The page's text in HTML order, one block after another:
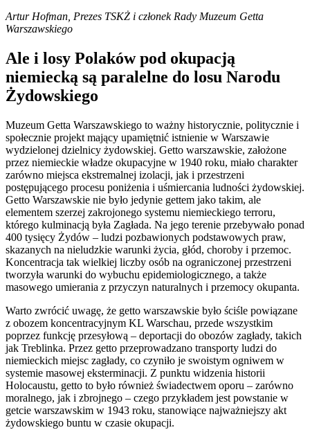
Artur Hofman, Prezes TSKŻ i członek Rady Muzeum Getta
Warszawskiego
Ale i losy Polaków pod okupacją
niemiecką są paralelne do losu Narodu
Żydowskiego
Muzeum Getta Warszawskiego to ważny historycznie, politycznie i
społecznie projekt mający upamiętnić istnienie w Warszawie
wydzielonej dzielnicy żydowskiej. Getto warszawskie, założone
przez niemieckie władze okupacyjne w 1940 roku, miało charakter
zarówno miejsca ekstremalnej izolacji, jak i przestrzeni
postępującego procesu poniżenia i uśmiercania ludności żydowskiej.
Getto Warszawskie nie było jedynie gettem jako takim, ale
elementem szerzej zakrojonego systemu niemieckiego terroru,
którego kulminacją była Zagłada. Na jego terenie przebywało ponad
400 tysięcy Żydów – ludzi pozbawionych podstawowych praw,
skazanych na nieludzkie warunki życia, głód, choroby i przemoc.
Koncentracja tak wielkiej liczby osób na ograniczonej przestrzeni
tworzyła warunki do wybuchu epidemiologicznego, a także
masowego umierania z przyczyn naturalnych i przemocy okupanta.
Warto zwrócić uwagę, że getto warszawskie było ściśle powiązane
z obozem koncentracyjnym KL Warschau, przede wszystkim
poprzez funkcję przesyłową – deportacji do obozów zagłady, takich
jak Treblinka. Przez getto przeprowadzano transporty ludzi do
niemieckich miejsc zagłady, co czyniło je swoistym ogniwem w
systemie masowej eksterminacji. Z punktu widzenia historii
Holocaustu, getto to było również świadectwem oporu – zarówno
moralnego, jak i zbrojnego – czego przykładem jest powstanie w
getcie warszawskim w 1943 roku, stanowiące najważniejszy akt
żydowskiego buntu w czasie okupacji.